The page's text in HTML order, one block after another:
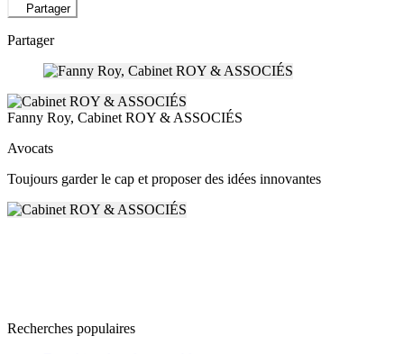
Partager
Partager
Fanny Roy, Cabinet ROY & ASSOCIÉS
Avocats
Toujours garder le cap et proposer des idées innovantes
Recherches populaires